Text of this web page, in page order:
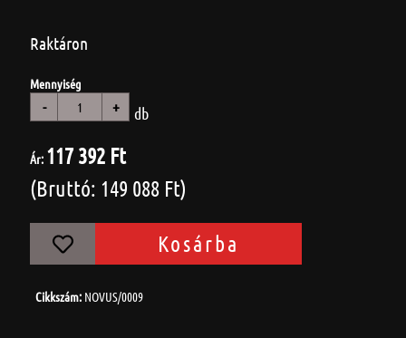
Raktáron
Mennyiség
- + db
Ár: 117 392 Ft
(Bruttó: 149 088 Ft)
Kosárba
Cikkszám: NOVUS/0009